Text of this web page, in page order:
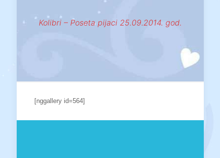
Kolibri – Poseta pijaci 25.09.2014. god.
[nggallery id=564]